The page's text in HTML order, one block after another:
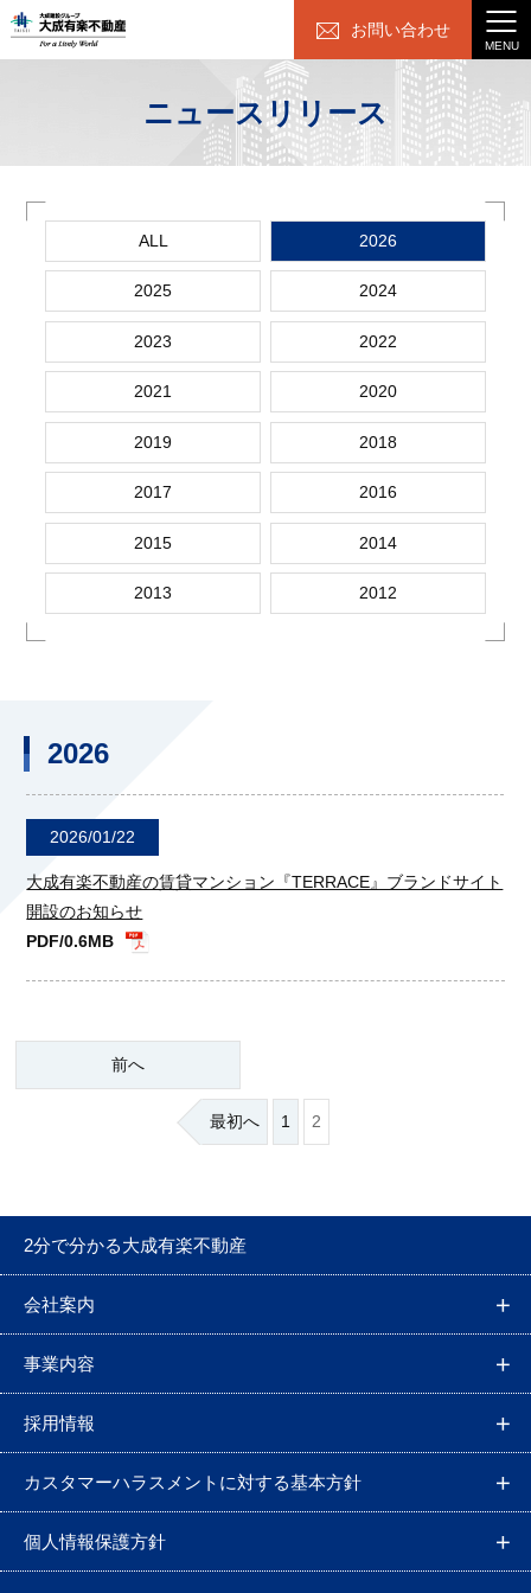
お問い合わせ
MENU
ニュースリリース
ALL 2026
2025 2024
2023 2022
2021 2020
2019 2018
2017 2016
2015 2014
2013 2012
2026
2026/01/22
大成有楽不動産の賃貸マンション『TERRACE』ブランドサイト
開設のお知らせ
PDF/0.6MB
最初へ
前へ
1 2
2分で分かる大成有楽不動産
会社案内
事業内容
採用情報
カスタマーハラスメントに対する基本方針
個人情報保護方針